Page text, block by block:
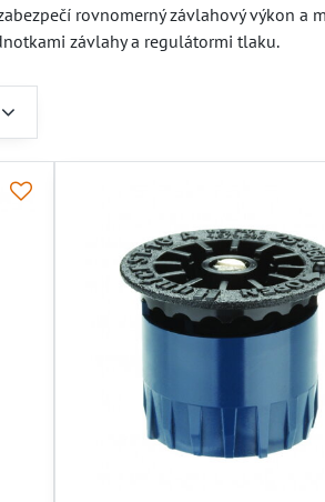
rovnomerný závlahový výkon
závlahy a regulátormi tlaku.